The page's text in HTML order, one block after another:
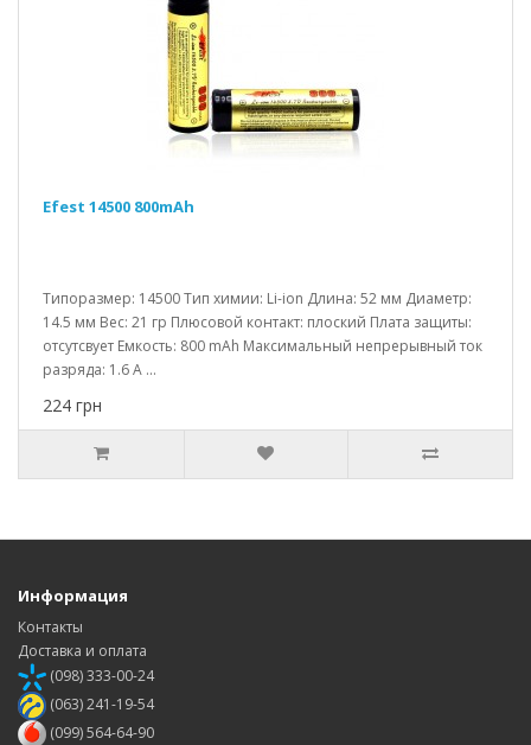
Efest 14500 800mAh
Типоразмер: 14500 Тип химии: Li-ion Длина: 52 мм Диаметр:
14.5 мм Вес: 21 гр Плюсовой контакт: плоский Плата защиты:
отсутсвует Емкость: 800 mAh Максимальный непрерывный ток
разряда: 1.6 A ...
224 грн
Информация
Контакты
Доставка и оплата
(098) 333-00-24
(063) 241-19-54
(099) 564-64-90